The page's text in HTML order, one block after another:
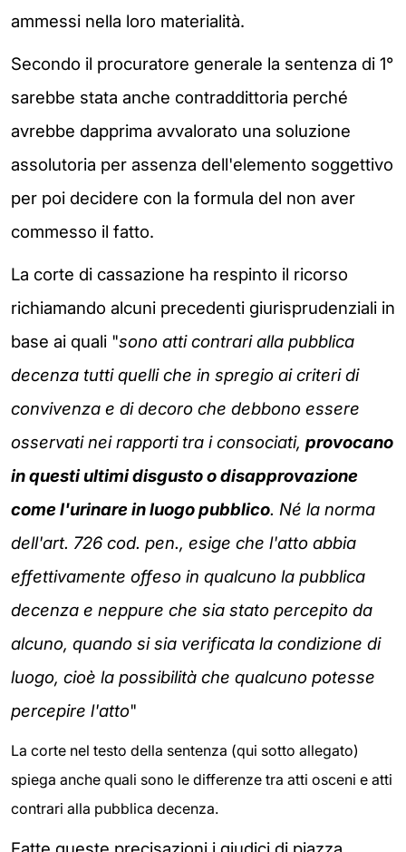
ammessi nella loro materialità.
Secondo il procuratore generale la sentenza di 1°
sarebbe stata anche contraddittoria perché
avrebbe dapprima avvalorato una soluzione
assolutoria per assenza dell'elemento soggettivo
per poi decidere con la formula del non aver
commesso il fatto.
La corte di cassazione ha respinto il ricorso
richiamando alcuni precedenti giurisprudenziali in
base ai quali "sono atti contrari alla pubblica
decenza tutti quelli che in spregio ai criteri di
convivenza e di decoro che debbono essere
osservati nei rapporti tra i consociati, provocano
in questi ultimi disgusto o disapprovazione
come l'urinare in luogo pubblico. Né la norma
dell'art. 726 cod. pen., esige che l'atto abbia
effettivamente offeso in qualcuno la pubblica
decenza e neppure che sia stato percepito da
alcuno, quando si sia verificata la condizione di
luogo, cioè la possibilità che qualcuno potesse
percepire l'atto"
La corte nel testo della sentenza (qui sotto allegato)
spiega anche quali sono le differenze tra atti osceni e atti
contrari alla pubblica decenza.